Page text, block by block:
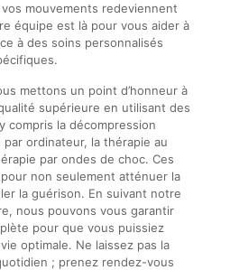
mouvements redeviennent
équipe est là pour vous aider à
à des soins personnalisés
mettons un point d’honneur à
supérieure en utilisant des
compris la décompression
ordinateur, la thérapie au
par ondes de choc. Ces
non seulement atténuer la
la guérison. En suivant notre
nous pouvons vous garantir
pour que vous puissiez
optimale. Ne laissez pas la
; prenez rendez-vous